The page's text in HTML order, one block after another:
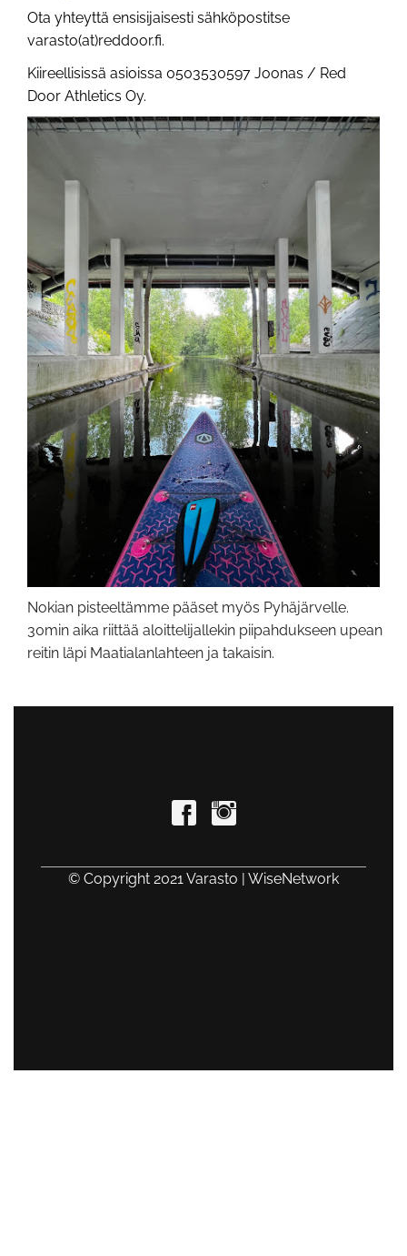
Ota yhteyttä ensisijaisesti sähköpostitse
varasto(at)reddoor.fi.
Kiireellisissä asioissa 0503530597 Joonas / Red
Door Athletics Oy.
Nokian pisteeltämme pääset myös Pyhäjärvelle.
30min aika riittää aloittelijallekin piipahdukseen upean
reitin läpi Maatialanlahteen ja takaisin.
© Copyright 2021 Varasto | WiseNetwork